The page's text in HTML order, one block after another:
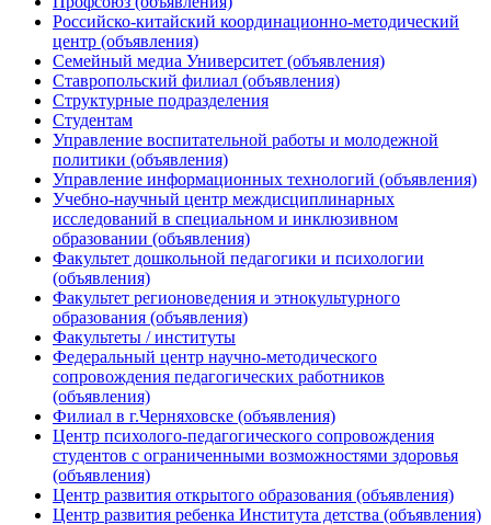
Российско-китайский координационно-методический
центр (объявления)
Семейный медиа Университет (объявления)
Ставропольский филиал (объявления)
Структурные подразделения
Студентам
Управление воспитательной работы и молодежной
политики (объявления)
Управление информационных технологий (объявления)
Учебно-научный центр междисциплинарных
исследований в специальном и инклюзивном
образовании (объявления)
Факультет дошкольной педагогики и психологии
(объявления)
Факультет регионоведения и этнокультурного
образования (объявления)
Факультеты / институты
Федеральный центр научно-методического
сопровождения педагогических работников
(объявления)
Филиал в г.Черняховске (объявления)
Центр психолого-педагогического сопровождения
студентов с ограниченными возможностями здоровья
(объявления)
Центр развития открытого образования (объявления)
Центр развития ребенка Института детства (объявления)